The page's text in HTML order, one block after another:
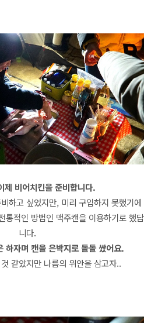
제 비어치킨을 준비합니다.
하고 싶었지만, 미리 구입하지 못했기에
통적인 방법인 맥주캔을 이용하기로 했답
니다.
하자며 캔을 은박지로 돌돌 쌌어요.
같았지만 나름의 위안을 삼고자..